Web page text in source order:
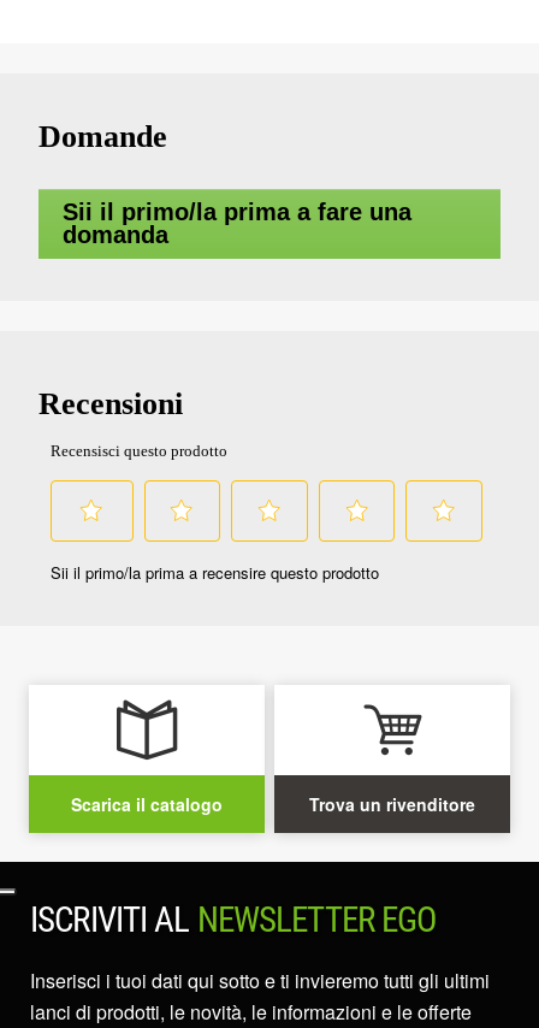
Domande
Sii il primo/la prima a fare una
domanda
Scarica il catalogo Trova un rivenditore
ISCRIVITI AL NEWSLETTER EGO
Inserisci i tuoi dati qui sotto e ti invieremo tutti gli ultimi
lanci di prodotti, le novità, le informazioni e le offerte